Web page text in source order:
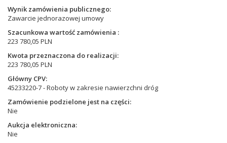
Wynik zamówienia publicznego
Zawarcie jednorazowej umowy
Szacunkowa wartość zamówienia
223 780,05 PLN
Kwota przeznaczona do realizacji
223 780,05 PLN
Główny CPV
45233220-7 - Roboty w zakresie nawierzchni dróg
Zamówienie podzielone jest na części
Nie
Aukcja elektroniczna
Nie